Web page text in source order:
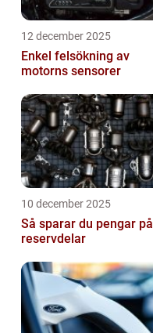
12 december 2025
Enkel felsökning av
motorns sensorer
10 december 2025
Så sparar du pengar på
reservdelar